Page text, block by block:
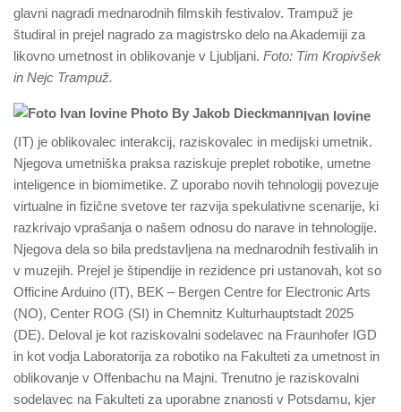
glavni nagradi mednarodnih filmskih festivalov. Trampuž je
študiral in prejel nagrado za magistrsko delo na Akademiji za
likovno umetnost in oblikovanje v Ljubljani. Foto: Tim Kropivšek
in Nejc Trampuž.
Ivan Iovine
(IT) je oblikovalec interakcij, raziskovalec in medijski umetnik.
Njegova umetniška praksa raziskuje preplet robotike, umetne
inteligence in biomimetike. Z uporabo novih tehnologij povezuje
virtualne in fizične svetove ter razvija spekulativne scenarije, ki
razkrivajo vprašanja o našem odnosu do narave in tehnologije.
Njegova dela so bila predstavljena na mednarodnih festivalih in
v muzejih. Prejel je štipendije in rezidence pri ustanovah, kot so
Officine Arduino (IT), BEK – Bergen Centre for Electronic Arts
(NO), Center ROG (SI) in Chemnitz Kulturhauptstadt 2025
(DE). Deloval je kot raziskovalni sodelavec na Fraunhofer IGD
in kot vodja Laboratorija za robotiko na Fakulteti za umetnost in
oblikovanje v Offenbachu na Majni. Trenutno je raziskovalni
sodelavec na Fakulteti za uporabne znanosti v Potsdamu, kjer